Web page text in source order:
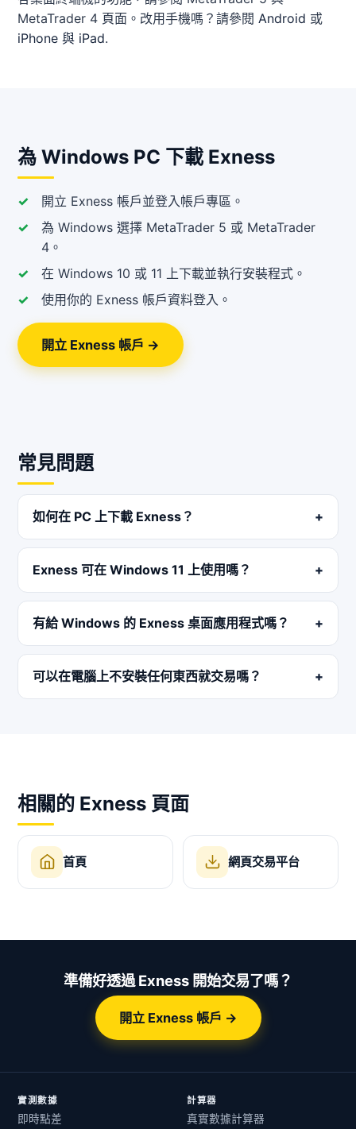
MetaTrader 4 頁面。改用手機嗎？請參閱 Android 或
iPhone 與 iPad.
為 Windows PC 下載 Exness
開立 Exness 帳戶並登入帳戶專區。
為 Windows 選擇 MetaTrader 5 或 MetaTrader
4。
在 Windows 10 或 11 上下載並執行安裝程式。
使用你的 Exness 帳戶資料登入。
開立 Exness 帳戶 →
常見問題
如何在 PC 上下載 Exness？
Exness 可在 Windows 11 上使用嗎？
有給 Windows 的 Exness 桌面應用程式嗎？
可以在電腦上不安裝任何東西就交易嗎？
相關的 Exness 頁面
首頁 網頁交易平台
準備好透過 Exness 開始交易了嗎？
開立 Exness 帳戶 →
實測數據
即時點差
計算器
真實數據計算器